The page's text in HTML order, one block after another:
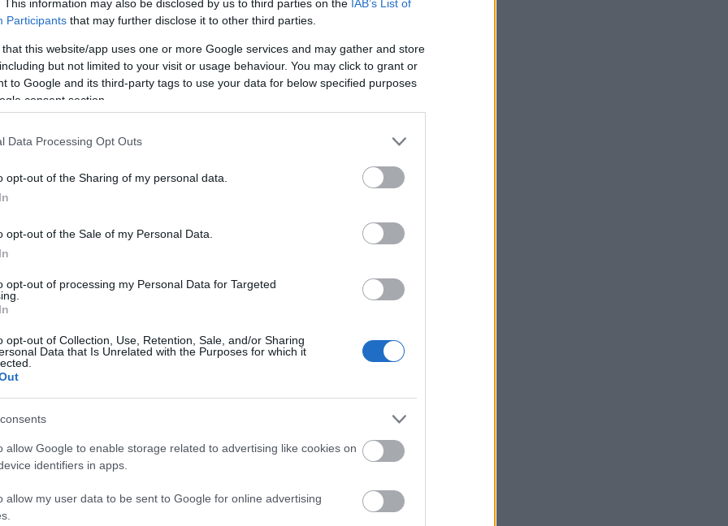
This information may also be disclosed by us to third parties on the IAB’s List of
Participants that may further disclose it to other third parties.
that this website/app uses one or more Google services and may gather and store
but not limited to your visit or usage behaviour. You may click to grant or
to Google and its third-party tags to use your data for below specified purposes
consent section.
Data Processing Opt Outs
opt-out of the Sharing of my personal data.
opt-out of the Sale of my Personal Data.
opt-out of processing my Personal Data for Targeted
opt-out of Collection, Use, Retention, Sale, and/or Sharing
Data that Is Unrelated with the Purposes for which it
allow Google to enable storage related to advertising like cookies on
identifiers in apps.
allow my user data to be sent to Google for online advertising
Offigstad Knotten er «sjefen» i hverdagen, og alt handler
med
fra verdenscupen 2024-25.
25